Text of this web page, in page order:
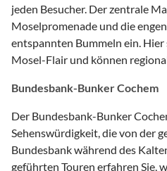
jeden Besucher. Der zentrale
Moselpromenade und die
entspannten Bummeln ein. Hier
Mosel-Flair und können
Bundesbank-Bunker Cochem
Der Bundesbank-Bunker
Sehenswürdigkeit, die von der
Bundesbank während des
geführten Touren erfahren Sie,